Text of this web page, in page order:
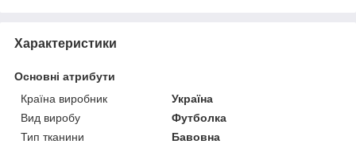
Характеристики
Основні атрибути
Країна виробник
Україна
Вид виробу
Футболка
Тип тканини
Бавовна